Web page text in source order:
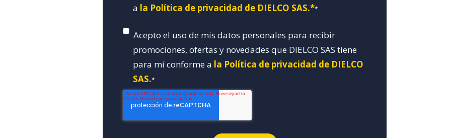
a la Política de privacidad de DIELCO SAS.**
Acepto el uso de mis datos personales para recibir
promociones, ofertas y novedades que DIELCO SAS tiene
para mí conforme a la Política de privacidad de DIELCO
SAS.*